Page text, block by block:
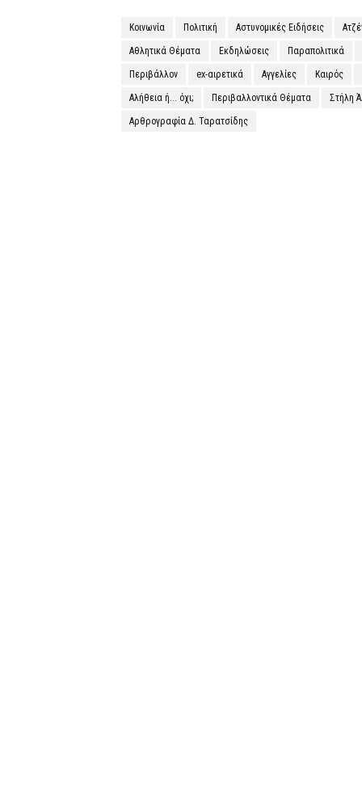
Κοινωνία Πολιτική Αστυνομικές Ειδήσεις
Αθλητικά Θέματα Εκδηλώσεις Παραπολιτικά
Περιβάλλον ex-αιρετικά Αγγελίες Καιρός
Αλήθεια ή... όχι; Περιβαλλοντικά Θέματα Στήλη
Αρθρογραφία Δ. Ταρατσίδης